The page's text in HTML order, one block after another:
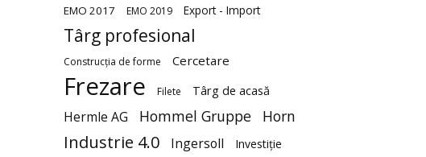
EMO 2017 EMO 2019 Export - Import
Târg profesional
Construcția de forme Cercetare
Frezare Filete Târg de acasă
Hermle AG Hommel Gruppe Horn
Industrie 4.0 Ingersoll Investiție